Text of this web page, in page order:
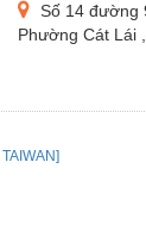
Số 14 đường
Phường Cát Lái
TAIWAN]